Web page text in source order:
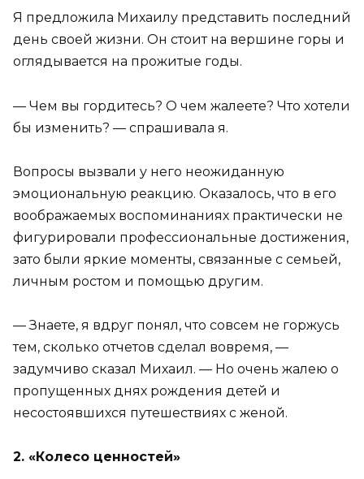
Я предложила Михаилу представить последний
день своей жизни. Он стоит на вершине горы и
оглядывается на прожитые годы.
— Чем вы гордитесь? О чем жалеете? Что хотели
бы изменить? — спрашивала я.
Вопросы вызвали у него неожиданную
эмоциональную реакцию. Оказалось, что в его
воображаемых воспоминаниях практически не
фигурировали профессиональные достижения,
зато были яркие моменты, связанные с семьей,
личным ростом и помощью другим.
— Знаете, я вдруг понял, что совсем не горжусь
тем, сколько отчетов сделал вовремя, —
задумчиво сказал Михаил. — Но очень жалею о
пропущенных днях рождения детей и
несостоявшихся путешествиях с женой.
2. «Колесо ценностей»